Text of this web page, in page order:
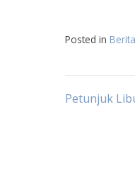
Posted in
Post
Petunjuk